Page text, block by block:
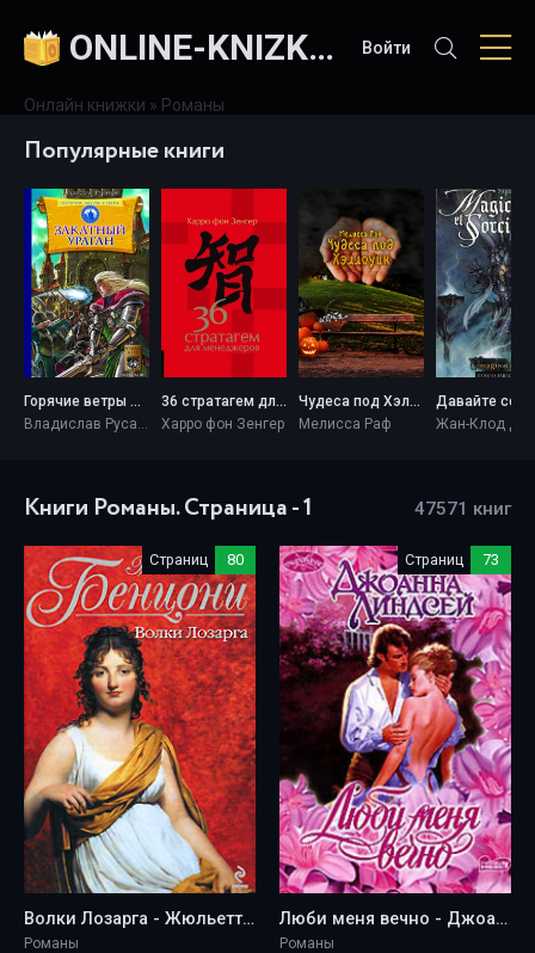
ONLINE-KNIZKI.COM Войти
Онлайн книжки » Романы
Популярные книги
Горячие ветры Севера. Книга 3. Закатный ураган - Владислав Русанов
36 стратагем для менеджеров - Харро фон Зенгер
Харро фон Зенгер
Чудеса под Хэллоуин - Мелисса Раф
Мелисса Раф
Жан-Клод
Книги Романы. Страница - 1 47571 книг
Страниц 80
Волки Лозарга - Жюльетта Бенцони
Романы
Страниц 73
Люби меня вечно - Джоанна Линдсей
Романы